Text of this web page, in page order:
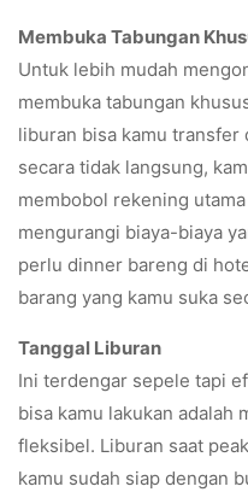
Membuka Tabungan
Untuk lebih mudah
membuka tabungan
liburan bisa kamu
secara tidak langsung,
membobol rekening
mengurangi biaya-biaya
perlu dinner bareng di
barang yang kamu suka
Tanggal Liburan
Ini terdengar sepele tapi
bisa kamu lakukan adalah
fleksibel. Liburan saat
kamu sudah siap dengan